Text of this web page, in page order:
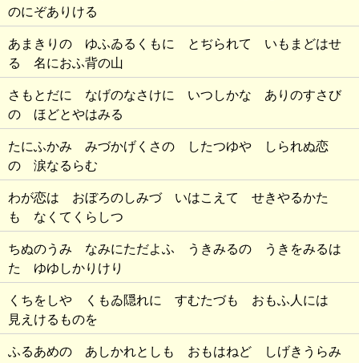
のにぞありける
あまきりの ゆふゐるくもに とぢられて いもまどはせ
る 名におふ背の山
さもとだに なげのなさけに いつしかな ありのすさび
の ほどとやはみる
たにふかみ みづかげくさの したつゆや しられぬ恋
の 涙なるらむ
わが恋は おぼろのしみづ いはこえて せきやるかた
も なくてくらしつ
ちぬのうみ なみにただよふ うきみるの うきをみるは
た ゆゆしかりけり
くちをしや くもゐ隠れに すむたづも おもふ人には
見えけるものを
ふるあめの あしかれとしも おもはねど しげきうらみ